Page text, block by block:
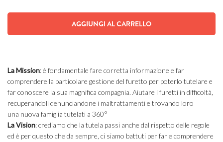
AGGIUNGI AL CARRELLO
LaMission: è fondamentale fare corretta informazione e far
comprendere la particolare gestione del furetto per poterlo tutelare e
far conoscere la sua magnifica compagnia. Aiutare i furetti in difficoltà,
recuperandoli denunciandone i maltrattamenti e trovando loro
una nuova famiglia tutelati a 360°
LaVision: crediamo che la tutela passi anche dal rispetto delle regole
ed è per questo che da sempre, ci siamo battuti per farle comprendere